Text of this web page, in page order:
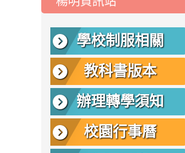
學校制服相關
教科書版本
辦理轉學須知
校園行事曆